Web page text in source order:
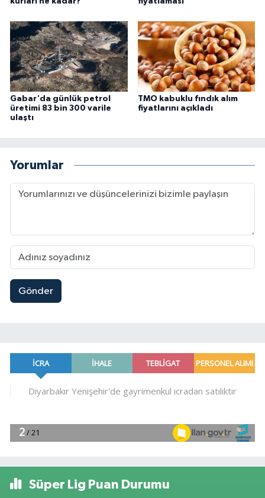
Gabar'da günlük petrol
üretimi 83 bin 300 varile
ulaştı
TMO kabuklu fındık alım
fiyatlarını açıkladı
Yorumlar
Gönder
Süper Lig Puan Durumu